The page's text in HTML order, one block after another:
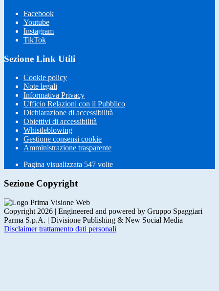
Facebook
Youtube
Instagram
TikTok
Sezione Link Utili
Cookie policy
Note legali
Informativa Privacy
Ufficio Relazioni con il Pubblico
Dichiarazione di accessibilità
Obiettivi di accessibilità
Whistleblowing
Gestione consensi cookie
Amministrazione trasparente
Pagina visualizzata 547 volte
Sezione Copyright
Copyright 2026 | Engineered and powered by Gruppo Spaggiari
Parma S.p.A. | Divisione Publishing & New Social Media
Disclaimer trattamento dati personali